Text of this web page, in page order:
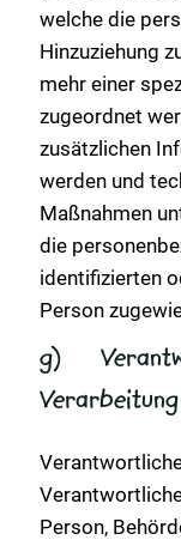
welche die
Hinzuziehung
mehr einer
zugeordnet
zusätzlichen
werden und
Maßnahmen
die
identifizierten
Person
g)
Person,